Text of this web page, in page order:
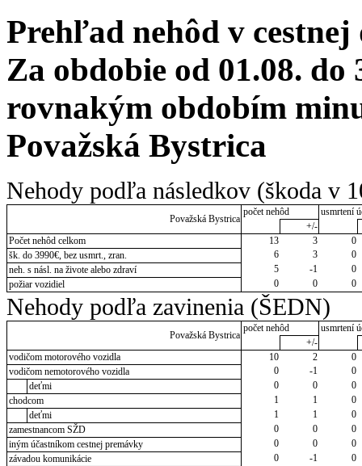
Prehľad nehôd v cestnej
Za obdobie od 01.08. do
rovnakým obdobím
Považská Bystrica
Nehody podľa následkov (škoda v
Považská Bystrica
počet nehôd
usmrtení
+/-
Počet nehôd celkom
13 3
0
šk. do 3990€, bez usmrt., zran.
6 3
0
neh. s násl. na živote alebo zdraví
5 -1
0
požiar vozidiel
0 0 0
Nehody podľa zavinenia (ŠEDN)
Považská Bystrica
počet nehôd
usmrtení
+/-
vodičom motorového vozidla
10 2
0
vodičom nemotorového vozidla
0 -1
0
deťmi
0 0
0
chodcom
1 1
0
deťmi
1 1
0
zamestnancom SŽD
0 0
0
iným účastníkom cestnej premávky
0 0
0
závadou komunikácie
0 -1
0